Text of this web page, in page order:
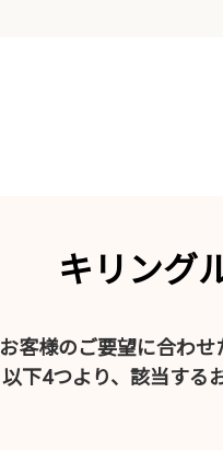
キリング
お客様のご要望に合わせ
以下4つより、該当する